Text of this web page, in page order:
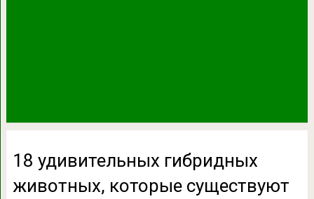
18 удивительных гибридных
животных, которые существуют